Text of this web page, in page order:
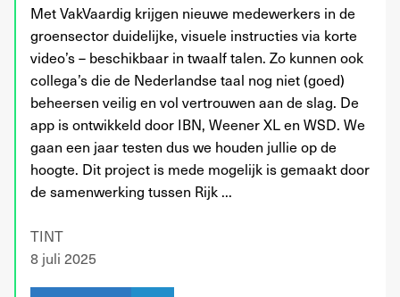
Met VakVaardig krijgen nieuwe medewerkers in de
groensector duidelijke, visuele instructies via korte
video’s – beschikbaar in twaalf talen. Zo kunnen ook
collega’s die de Nederlandse taal nog niet (goed)
beheersen veilig en vol vertrouwen aan de slag. De
app is ontwikkeld door IBN, Weener XL en WSD. We
gaan een jaar testen dus we houden jullie op de
hoogte. Dit project is mede mogelijk is gemaakt door
de samenwerking tussen Rijk ...
TINT
8 juli 2025